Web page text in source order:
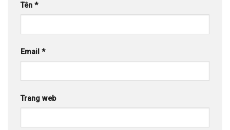
Tên *
Email *
Trang web